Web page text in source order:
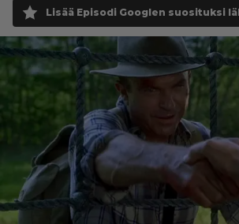
Lisää Episodi Googlen suosituksi